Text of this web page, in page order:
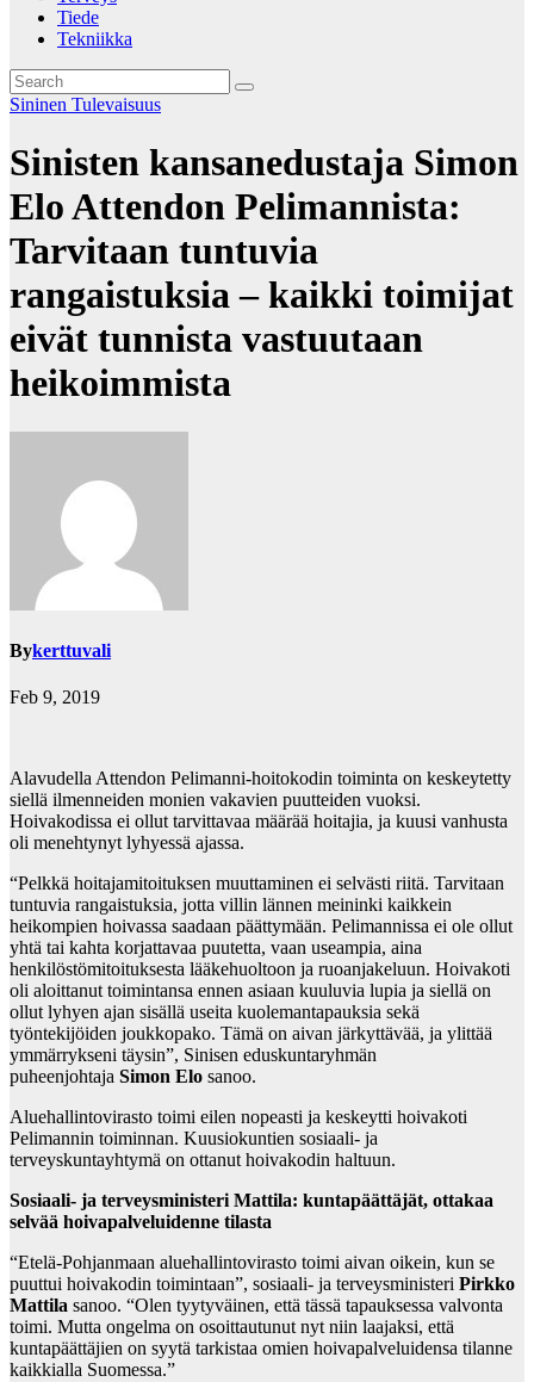
Tiede
Tekniikka
Sininen Tulevaisuus
Sinisten kansanedustaja Simon
Elo Attendon Pelimannista:
Tarvitaan tuntuvia
rangaistuksia – kaikki toimijat
eivät tunnista vastuutaan
heikoimmista
Bykerttuvali
Feb 9, 2019
Alavudella Attendon Pelimanni-hoitokodin toiminta on keskeytetty
siellä ilmenneiden monien vakavien puutteiden vuoksi.
Hoivakodissa ei ollut tarvittavaa määrää hoitajia, ja kuusi vanhusta
oli menehtynyt lyhyessä ajassa.
“Pelkkä hoitajamitoituksen muuttaminen ei selvästi riitä. Tarvitaan
tuntuvia rangaistuksia, jotta villin lännen meininki kaikkein
heikompien hoivassa saadaan päättymään. Pelimannissa ei ole ollut
yhtä tai kahta korjattavaa puutetta, vaan useampia, aina
henkilöstömitoituksesta lääkehuoltoon ja ruoanjakeluun. Hoivakoti
oli aloittanut toimintansa ennen asiaan kuuluvia lupia ja siellä on
ollut lyhyen ajan sisällä useita kuolemantapauksia sekä
työntekijöiden joukkopako. Tämä on aivan järkyttävää, ja ylittää
ymmärrykseni täysin”, Sinisen eduskuntaryhmän
puheenjohtaja Simon Elo sanoo.
Aluehallintovirasto toimi eilen nopeasti ja keskeytti hoivakoti
Pelimannin toiminnan. Kuusiokuntien sosiaali- ja
terveyskuntayhtymä on ottanut hoivakodin haltuun.
Sosiaali- ja terveysministeri Mattila: kuntapäättäjät, ottakaa
selvää hoivapalveluidenne tilasta
“Etelä-Pohjanmaan aluehallintovirasto toimi aivan oikein, kun se
puuttui hoivakodin toimintaan”, sosiaali- ja terveysministeri Pirkko
Mattila sanoo. “Olen tyytyväinen, että tässä tapauksessa valvonta
toimi. Mutta ongelma on osoittautunut nyt niin laajaksi, että
kuntapäättäjien on syytä tarkistaa omien hoivapalveluidensa tilanne
kaikkialla Suomessa.”